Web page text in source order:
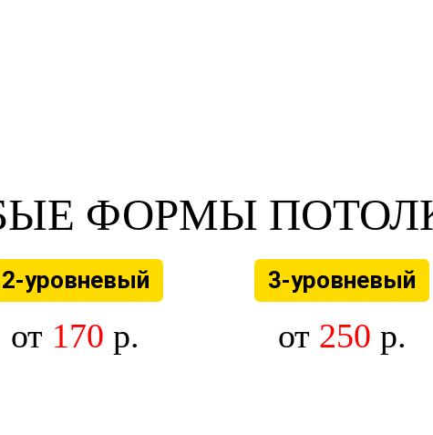
ФОРМЫ
2-уровневый
от 170 р.
3-уровневый
от 250 р.